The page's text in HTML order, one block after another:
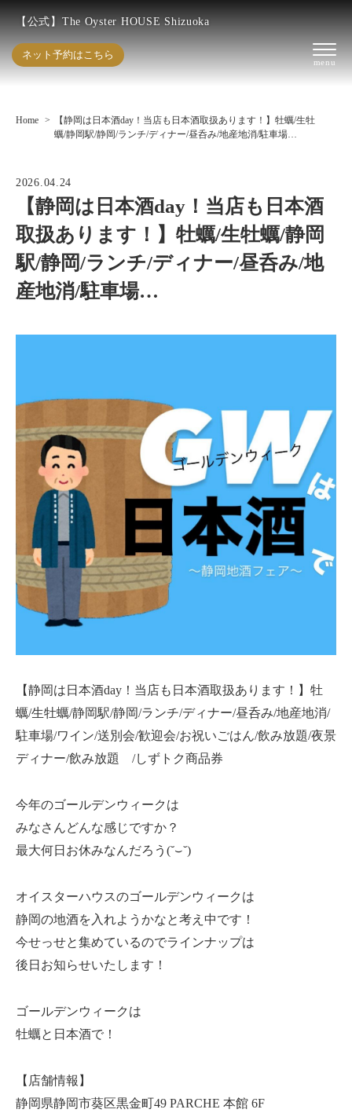
【公式】The Oyster HOUSE Shizuoka
ネット予約はこちら
Home
【静岡は日本酒day！当店も日本酒取扱あります！】牡蠣/生牡
蠣/静岡駅/静岡/ランチ/ディナー/昼呑み/地産地消/駐車場…
2026.04.24
【静岡は日本酒day！当店も日本酒
取扱あります！】牡蠣/生牡蠣/静岡
駅/静岡/ランチ/ディナー/昼呑み/地
産地消/駐車場…
【静岡は日本酒day！当店も日本酒取扱あります！】牡
蠣/生牡蠣/静岡駅/静岡/ランチ/ディナー/昼呑み/地産地消/
駐車場/ワイン/送別会/歓迎会/お祝いごはん/飲み放題/夜景
ディナー/飲み放題 /しずトク商品券
今年のゴールデンウィークは
みなさんどんな感じですか？
最大何日お休みなんだろう(˘⌣˘)
オイスターハウスのゴールデンウィークは
静岡の地酒を入れようかなと考え中です！
今せっせと集めているのでラインナップは
後日お知らせいたします！
ゴールデンウィークは
牡蠣と日本酒で！
【店舗情報】
静岡県静岡市葵区黒金町49 PARCHE 本館 6F